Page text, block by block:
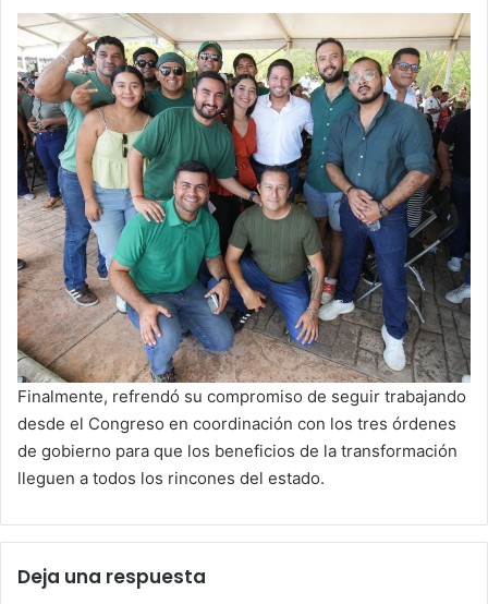
Finalmente, refrendó su compromiso de seguir trabajando
desde el Congreso en coordinación con los tres órdenes
de gobierno para que los beneficios de la transformación
lleguen a todos los rincones del estado.
Deja una respuesta